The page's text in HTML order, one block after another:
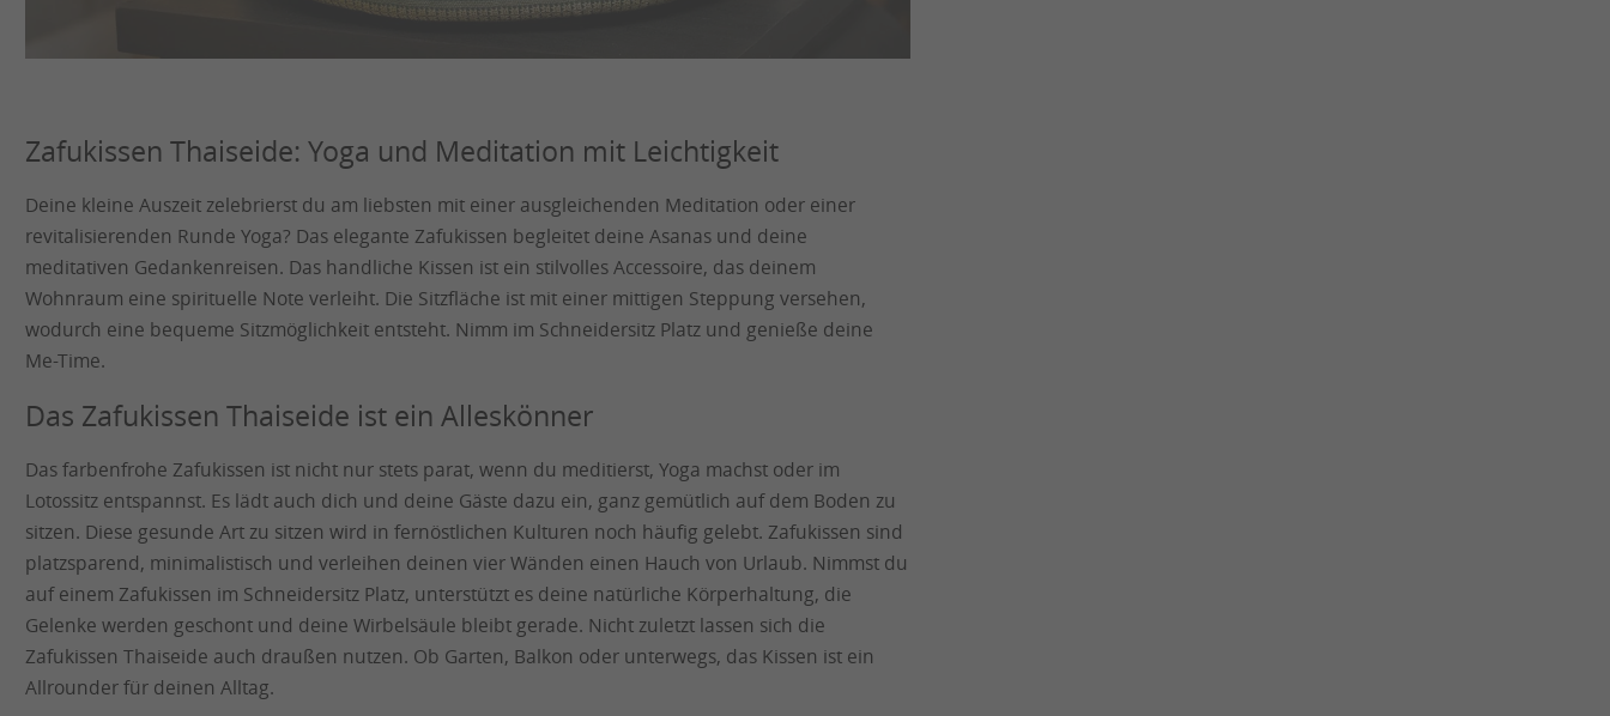
Zafukissen Thaiseide: Yoga und Meditation mit Leichtigkeit
Deine kleine Auszeit zelebrierst du am liebsten mit einer ausgleichenden Meditation oder einer
revitalisierenden Runde Yoga? Das elegante Zafukissen begleitet deine Asanas und deine
meditativen Gedankenreisen. Das handliche Kissen ist ein stilvolles Accessoire, das deinem
Wohnraum eine spirituelle Note verleiht. Die Sitzfläche ist mit einer mittigen Steppung versehen,
wodurch eine bequeme Sitzmöglichkeit entsteht. Nimm im Schneidersitz Platz und genieße deine
Me-Time.
Das Zafukissen Thaiseide ist ein Alleskönner
Das farbenfrohe Zafukissen ist nicht nur stets parat, wenn du meditierst, Yoga machst oder im
Lotossitz entspannst. Es lädt auch dich und deine Gäste dazu ein, ganz gemütlich auf dem Boden zu
sitzen. Diese gesunde Art zu sitzen wird in fernöstlichen Kulturen noch häufig gelebt. Zafukissen sind
platzsparend, minimalistisch und verleihen deinen vier Wänden einen Hauch von Urlaub. Nimmst du
auf einem Zafukissen im Schneidersitz Platz, unterstützt es deine natürliche Körperhaltung, die
Gelenke werden geschont und deine Wirbelsäule bleibt gerade. Nicht zuletzt lassen sich die
Zafukissen Thaiseide auch draußen nutzen. Ob Garten, Balkon oder unterwegs, das Kissen ist ein
Allrounder für deinen Alltag.